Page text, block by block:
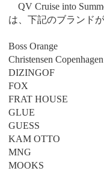
QV Cruise into
は、下記のブランド
Boss Orange
Christensen Copenhagen
DIZINGOF
FOX
FRAT HOUSE
GLUE
GUESS
KAM OTTO
MNG
MOOKS